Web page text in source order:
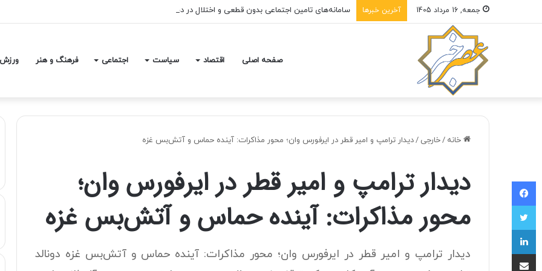
جمعه, 16 مرداد 1405 آخرین خبرها سامانه‌های تامین اجتماعی بدون قطعی و اختلال در دسترس است
صفحه اصلی اقتصاد سیاست اجتماعی فرهنگ و هنر ورزش
خانه /خارجی /دیدار ترامپ و امیر قطر در ایرفورس وان؛ محور مذاکرات: آینده حماس و آتش‌بس غزه
دیدار ترامپ و امیر قطر در ایرفورس وان؛
محور مذاکرات: آینده حماس و آتش‌بس غزه
دیدار ترامپ و امیر قطر در ایرفورس وان؛ محور مذاکرات: آینده حماس و آتش‌بس غزه دونالد